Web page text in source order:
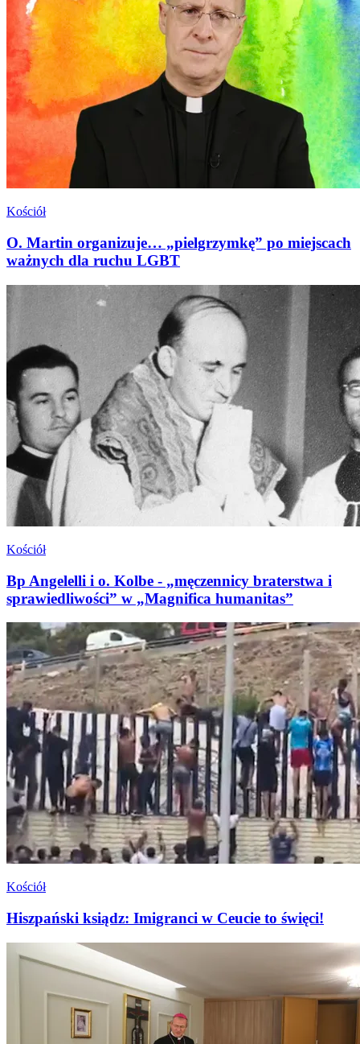
Kościół
O. Martin organizuje… „pielgrzymkę” po miejscach
ważnych dla ruchu LGBT
Kościół
Bp Angelelli i o. Kolbe - „męczennicy braterstwa i
sprawiedliwości” w „Magnifica humanitas”
Kościół
Hiszpański ksiądz: Imigranci w Ceucie to święci!